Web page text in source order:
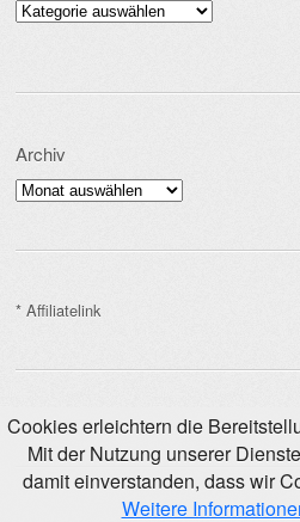
Kategorien
Archiv
Archiv
* Affiliatelink
Cookies erleichtern die
Mit der Nutzung unserer
damit einverstanden, dass wir
Weitere